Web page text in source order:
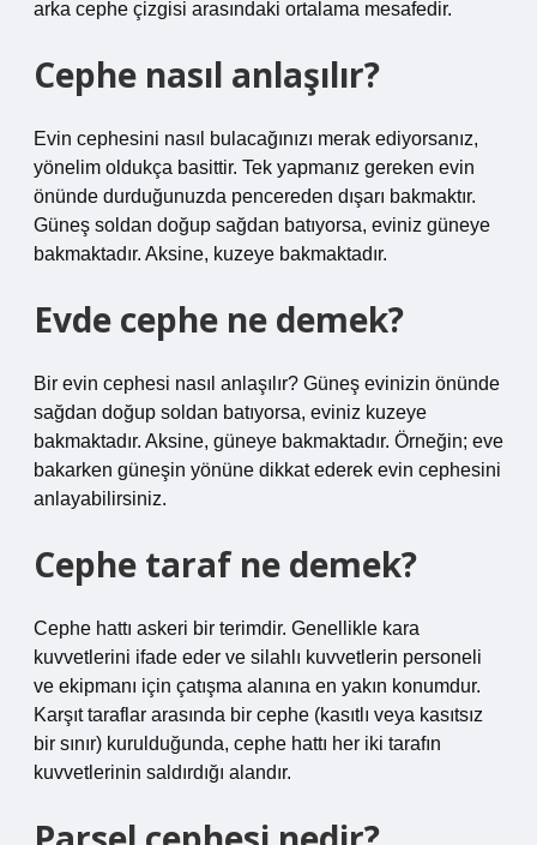
arka cephe çizgisi arasındaki ortalama mesafedir.
Cephe nasıl anlaşılır?
Evin cephesini nasıl bulacağınızı merak ediyorsanız,
yönelim oldukça basittir. Tek yapmanız gereken evin
önünde durduğunuzda pencereden dışarı bakmaktır.
Güneş soldan doğup sağdan batıyorsa, eviniz güneye
bakmaktadır. Aksine, kuzeye bakmaktadır.
Evde cephe ne demek?
Bir evin cephesi nasıl anlaşılır? Güneş evinizin önünde
sağdan doğup soldan batıyorsa, eviniz kuzeye
bakmaktadır. Aksine, güneye bakmaktadır. Örneğin; eve
bakarken güneşin yönüne dikkat ederek evin cephesini
anlayabilirsiniz.
Cephe taraf ne demek?
Cephe hattı askeri bir terimdir. Genellikle kara
kuvvetlerini ifade eder ve silahlı kuvvetlerin personeli
ve ekipmanı için çatışma alanına en yakın konumdur.
Karşıt taraflar arasında bir cephe (kasıtlı veya kasıtsız
bir sınır) kurulduğunda, cephe hattı her iki tarafın
kuvvetlerinin saldırdığı alandır.